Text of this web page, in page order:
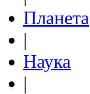
Планета
|
Наука
|